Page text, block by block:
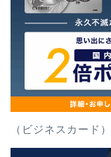
（ビジネスカード）